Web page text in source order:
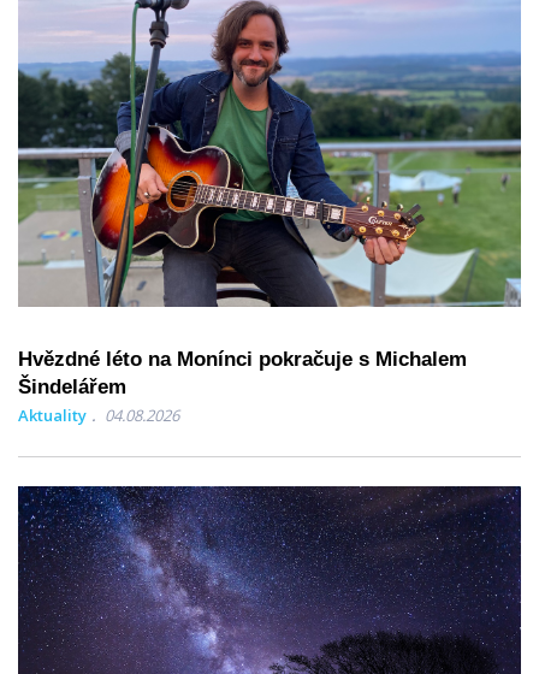
Hvězdné léto na Monínci pokračuje s Michalem
Šindelářem
Aktuality 04.08.2026